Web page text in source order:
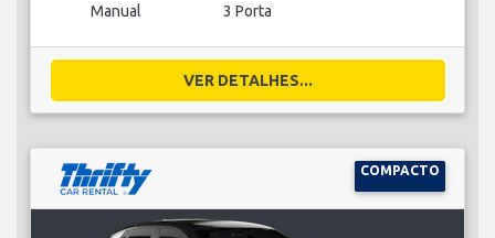
Manual 3 Porta
VER DETALHES...
COMPACTO